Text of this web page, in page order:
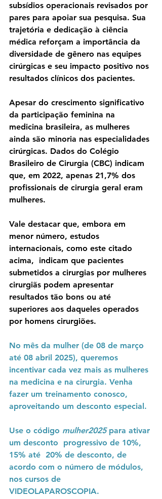
subsídios operacionais revisados por
pares para apoiar sua pesquisa. Sua
trajetória e dedicação à ciência
médica reforçam a importância da
diversidade de gênero nas equipes
cirúrgicas e seu impacto positivo nos
resultados clínicos dos pacientes.
Apesar do crescimento significativo
da participação feminina na
medicina brasileira, as mulheres
ainda são minoria nas especialidades
cirúrgicas. Dados do Colégio
Brasileiro de Cirurgia (CBC) indicam
que, em 2022, apenas 21,7% dos
profissionais de cirurgia geral eram
mulheres.
Vale destacar que, embora em
menor número, estudos
internacionais, como este citado
acima,  indicam que pacientes
submetidos a cirurgias por mulheres
cirurgiãs podem apresentar
resultados tão bons ou até
superiores aos daqueles operados
por homens cirurgiões.
No mês da mulher (de 08 de março
até 08 abril 2025), queremos
incentivar cada vez mais as mulheres
na medicina e na cirurgia. Venha
fazer um treinamento conosco,
aproveitando um desconto especial.
Use o código mulher2025 para ativar
um desconto  progressivo de 10%,
15% até  20% de desconto, de
acordo com o número de módulos,
nos cursos de
VIDEOLAPAROSCOPIA.